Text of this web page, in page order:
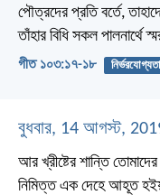
পৌত্রদের প্রতি বর্তে,
তাঁহার বিধি সকল পালনার্থে
গীত ১০৩:১৭-১৮ নির্ভরযোগ্যতা
বুধবার, 14 আগস্ট,
আর খ্রীষ্টের শান্তি
নিমিত্ত এক দেহে আহূত